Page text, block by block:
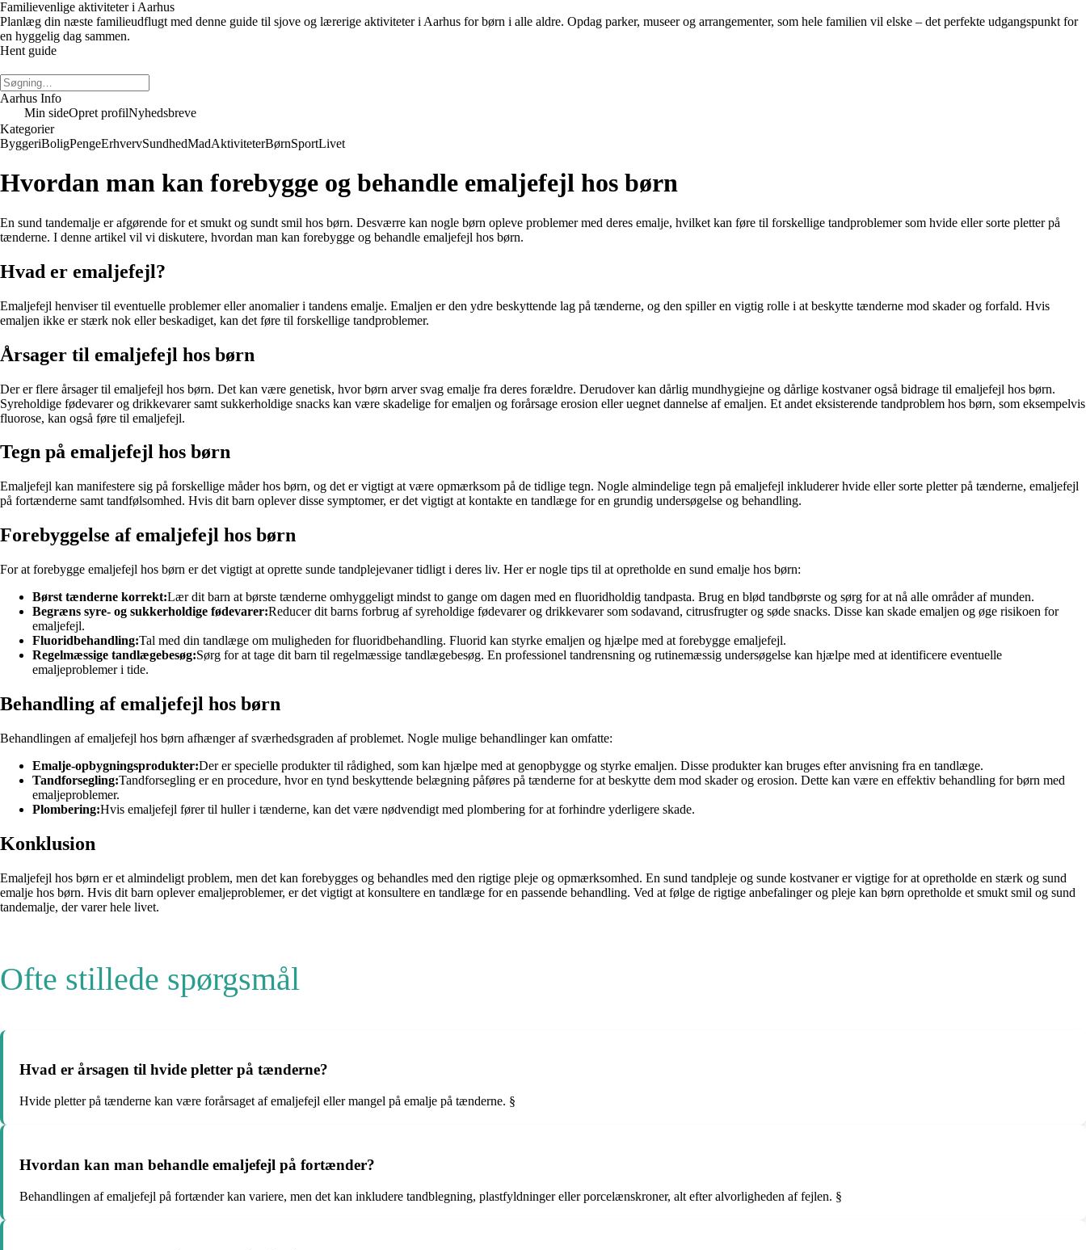
Familievenlige aktiviteter i Aarhus
Planlæg din næste familieudflugt med denne guide til sjove og lærerige aktiviteter i Aarhus for børn i alle aldre. Opdag parker, museer og arrangementer, som hele familien vil elske – det perfekte udgangspunkt for
en hyggelig dag sammen.
Hent guide
Aarhus Info
Min sideOpret profilNyhedsbreve
Kategorier
ByggeriBoligPengeErhvervSundhedMadAktiviteterBørnSportLivet
Hvordan man kan forebygge og behandle emaljefejl hos børn
En sund tandemalje er afgørende for et smukt og sundt smil hos børn. Desværre kan nogle børn opleve problemer med deres emalje, hvilket kan føre til forskellige tandproblemer som hvide eller sorte pletter på
tænderne. I denne artikel vil vi diskutere, hvordan man kan forebygge og behandle emaljefejl hos børn.
Hvad er emaljefejl?
Emaljefejl henviser til eventuelle problemer eller anomalier i tandens emalje. Emaljen er den ydre beskyttende lag på tænderne, og den spiller en vigtig rolle i at beskytte tænderne mod skader og forfald. Hvis
emaljen ikke er stærk nok eller beskadiget, kan det føre til forskellige tandproblemer.
Årsager til emaljefejl hos børn
Der er flere årsager til emaljefejl hos børn. Det kan være genetisk, hvor børn arver svag emalje fra deres forældre. Derudover kan dårlig mundhygiejne og dårlige kostvaner også bidrage til emaljefejl hos børn.
Syreholdige fødevarer og drikkevarer samt sukkerholdige snacks kan være skadelige for emaljen og forårsage erosion eller uegnet dannelse af emaljen. Et andet eksisterende tandproblem hos børn, som eksempelvis
fluorose, kan også føre til emaljefejl.
Tegn på emaljefejl hos børn
Emaljefejl kan manifestere sig på forskellige måder hos børn, og det er vigtigt at være opmærksom på de tidlige tegn. Nogle almindelige tegn på emaljefejl inkluderer hvide eller sorte pletter på tænderne, emaljefejl
på fortænderne samt tandfølsomhed. Hvis dit barn oplever disse symptomer, er det vigtigt at kontakte en tandlæge for en grundig undersøgelse og behandling.
Forebyggelse af emaljefejl hos børn
For at forebygge emaljefejl hos børn er det vigtigt at oprette sunde tandplejevaner tidligt i deres liv. Her er nogle tips til at opretholde en sund emalje hos børn:
Børst tænderne korrekt:Lær dit barn at børste tænderne omhyggeligt mindst to gange om dagen med en fluoridholdig tandpasta. Brug en blød tandbørste og sørg for at nå alle områder af munden.
Begræns syre- og sukkerholdige fødevarer:Reducer dit barns forbrug af syreholdige fødevarer og drikkevarer som sodavand, citrusfrugter og søde snacks. Disse kan skade emaljen og øge risikoen for
emaljefejl.
Fluoridbehandling:Tal med din tandlæge om muligheden for fluoridbehandling. Fluorid kan styrke emaljen og hjælpe med at forebygge emaljefejl.
Regelmæssige tandlægebesøg:Sørg for at tage dit barn til regelmæssige tandlægebesøg. En professionel tandrensning og rutinemæssig undersøgelse kan hjælpe med at identificere eventuelle
emaljeproblemer i tide.
Behandling af emaljefejl hos børn
Behandlingen af emaljefejl hos børn afhænger af sværhedsgraden af problemet. Nogle mulige behandlinger kan omfatte:
Emalje-opbygningsprodukter:Der er specielle produkter til rådighed, som kan hjælpe med at genopbygge og styrke emaljen. Disse produkter kan bruges efter anvisning fra en tandlæge.
Tandforsegling:Tandforsegling er en procedure, hvor en tynd beskyttende belægning påføres på tænderne for at beskytte dem mod skader og erosion. Dette kan være en effektiv behandling for børn med
emaljeproblemer.
Plombering:Hvis emaljefejl fører til huller i tænderne, kan det være nødvendigt med plombering for at forhindre yderligere skade.
Konklusion
Emaljefejl hos børn er et almindeligt problem, men det kan forebygges og behandles med den rigtige pleje og opmærksomhed. En sund tandpleje og sunde kostvaner er vigtige for at opretholde en stærk og sund
emalje hos børn. Hvis dit barn oplever emaljeproblemer, er det vigtigt at konsultere en tandlæge for en passende behandling. Ved at følge de rigtige anbefalinger og pleje kan børn opretholde et smukt smil og sund
tandemalje, der varer hele livet.
Ofte stillede spørgsmål
Hvad er årsagen til hvide pletter på tænderne?
Hvide pletter på tænderne kan være forårsaget af emaljefejl eller mangel på emalje på tænderne. §
Hvordan kan man behandle emaljefejl på fortænder?
Behandlingen af emaljefejl på fortænder kan variere, men det kan inkludere tandblegning, plastfyldninger eller porcelænskroner, alt efter alvorligheden af fejlen. §